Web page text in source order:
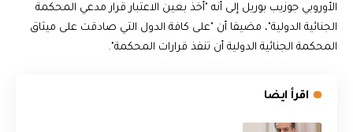
الأوروبي جوزيب بوريل إلى أنه "أخذ بعين الاعتبار قرار مدعي المحكمة
الجنائية الدولية"، مضيفا أن "على كافة الدول التي صادقت على ميثاق
المحكمة الجنائية الدولية أن تنفذ قرارات المحكمة".
اقرأ ايضا